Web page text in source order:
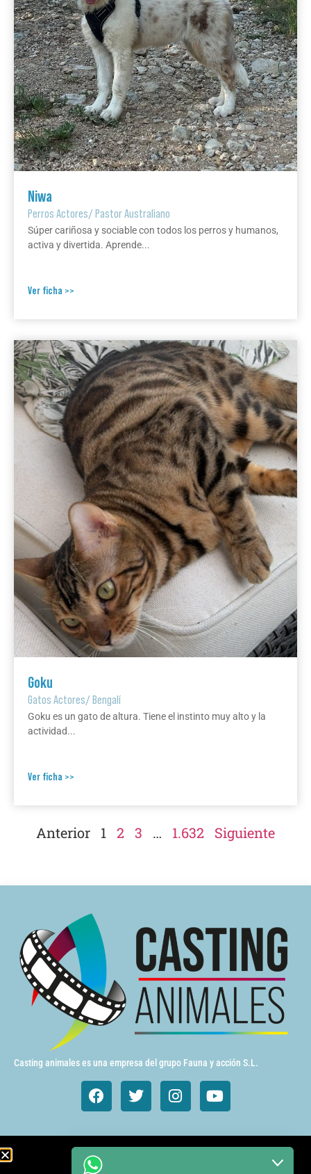
Niwa
Perros Actores/Pastor Australiano
Súper cariñosa y sociable con todos los perros y humanos,
activa y divertida. Aprende...
Ver ficha >>
Goku
Gatos Actores/Bengalí
Goku es un gato de altura. Tiene el instinto muy alto y la
actividad...
Ver ficha >>
Anterior 1 2 3 … 1.632 Siguiente
Casting animales es una empresa del grupo Fauna y acción S.L.
Animales de cine y TV